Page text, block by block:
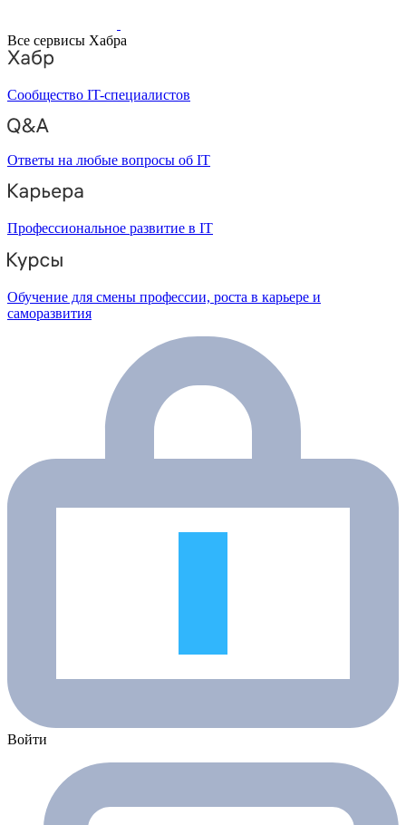
Все сервисы Хабра
Сообщество IT-специалистов
Ответы на любые вопросы об IT
Профессиональное развитие в IT
Обучение для смены профессии, роста в карьере и
саморазвития
Войти